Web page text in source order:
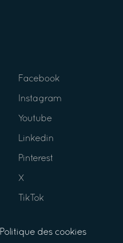
Facebook
Instagram
Youtube
Linkedin
Pinterest
X
TikTok
Politique des cookies